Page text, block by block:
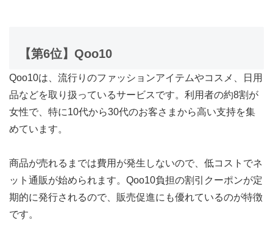
【第6位】Qoo10
Qoo10は、流行りのファッションアイテムやコスメ、日用
品などを取り扱っているサービスです。利用者の約8割が
女性で、特に10代から30代のお客さまから高い支持を集
めています。
商品が売れるまでは費用が発生しないので、低コストでネ
ット通販が始められます。Qoo10負担の割引クーポンが定
期的に発行されるので、販売促進にも優れているのが特徴
です。